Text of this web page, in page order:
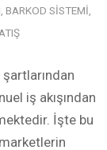
, BARKOD SISTEMI,
iş akışından
İşte bu